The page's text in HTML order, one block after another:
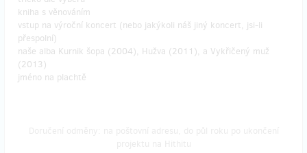
kniha s věnováním
vstup na výroční koncert (nebo jakýkoli náš jiný koncert, jsi-li
přespolní)
naše alba Kurnik šopa (2004), Hužva (2011), a Vykřičený muž
(2013)
jméno na plachtě